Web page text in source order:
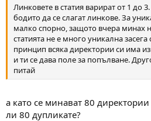
Линковете в статия варират от 1 до
бодито да се слагат линкове. За
малко спорно, защото вчера минах
статията не е много уникална
принцип всяка директории си има
и ти се дава поле за попълване.
питай
а като се минават 80 директории
ли 80 дупликате?